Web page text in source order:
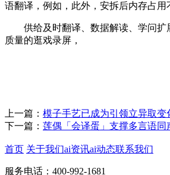
语翻译，例如，此外，安拆后内存占用
供给及时翻译、数据解读、学问扩
质量的逛戏录屏，
上一篇： 模子手艺已成为引领立异取变
下一篇： 莲偶「会译蛋」支撑多言语同
首页 关于我们ai资讯ai动态联系我们
服务电话：400-992-1681